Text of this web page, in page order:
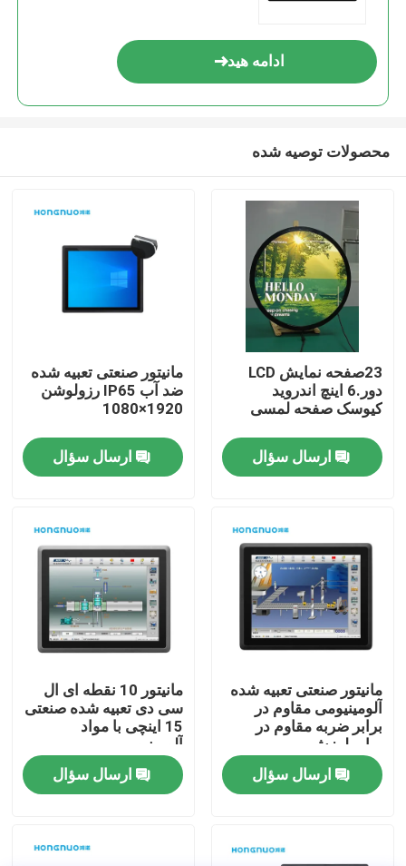
خانه
محصولات
فیلم های
کارخانه تور
کنترل کیفیت
تماس با ما
اخبار
درخواست نقل قول
Shopping Online
ادامه هید
محصولات توصیه شده
23صفحه نمایش LCD
دور.6 اینچ اندروید
کیوسک صفحه لمسی
ارسال سؤال
مانیتور صنعتی تعبیه شده
ضد آب IP65 رزولوشن
1920×1080
ارسال سؤال
مانیتور صنعتی تعبیه شده
آلومینیومی مقاوم در
برابر ضربه مقاوم در
برابر لرزش
ارسال سؤال
مانیتور 10 نقطه ای ال
سی دی تعبیه شده صنعتی
15 اینچی با مواد
آلومینیومی
ارسال سؤال